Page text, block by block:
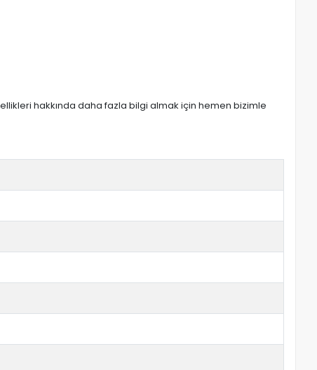
hakkında daha fazla bilgi almak için hemen bizimle